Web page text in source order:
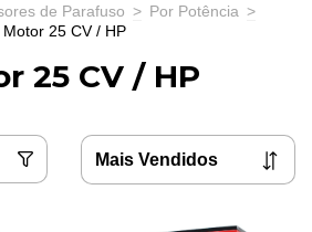
de Parafuso > Por Potência >
Motor 25 CV / HP
25 CV / HP